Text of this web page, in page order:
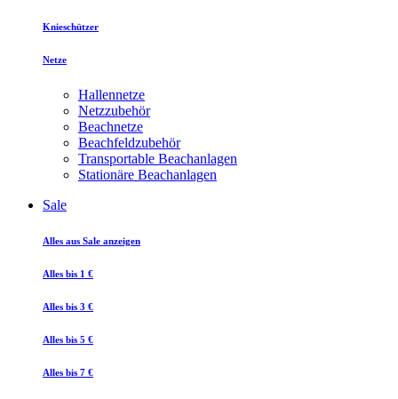
Knieschützer
Netze
Hallennetze
Netzzubehör
Beachnetze
Beachfeldzubehör
Transportable Beachanlagen
Stationäre Beachanlagen
Sale
Alles aus Sale anzeigen
Alles bis 1 €
Alles bis 3 €
Alles bis 5 €
Alles bis 7 €